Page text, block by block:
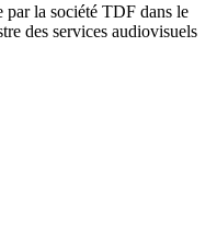
par la société TDF dans le
des services audiovisuels